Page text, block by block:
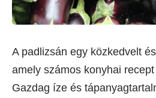
A padlizsán egy közkedvelt
amely számos konyhai
Gazdag íze és